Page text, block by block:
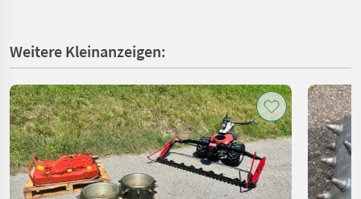
Weitere Kleinanzeigen: